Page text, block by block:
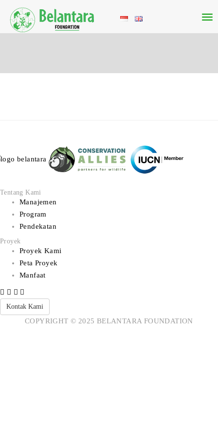
Tentang Kami
Manajemen
Program
Pendekatan
Proyek
Proyek Kami
Peta Proyek
Manfaat
Kontak Kami
COPYRIGHT © 2025 BELANTARA FOUNDATION